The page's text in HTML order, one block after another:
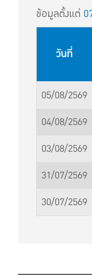
ข้อมูลตั้งแต่
วันที่
05/08/2569
04/08/2569
03/08/2569
31/07/2569
30/07/2569